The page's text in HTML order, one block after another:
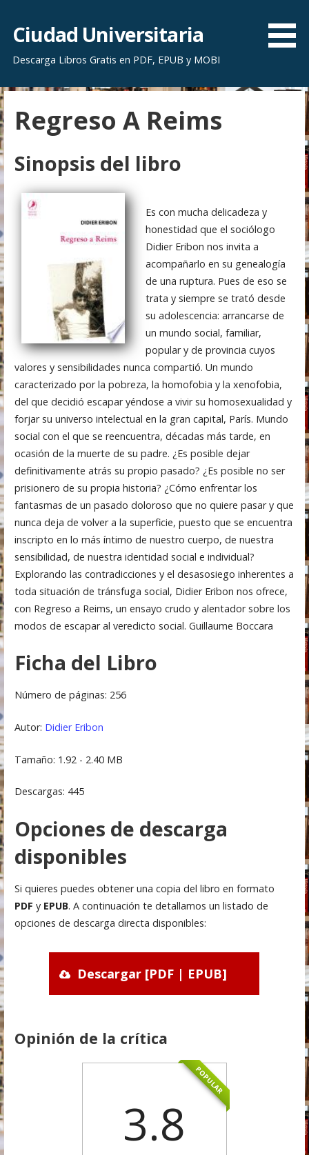
r
a
l
c
o
n
e
n
i
d
o
Ciudad Universitaria
Descarga Libros Gratis en PDF, EPUB y MOBI
Regreso A Reims
Sinopsis del libro
Es con mucha delicadeza y
honestidad que el sociólogo
Didier Eribon nos invita a
acompañarlo en su genealogía
de una ruptura. Pues de eso se
trata y siempre se trató desde
su adolescencia: arrancarse de
un mundo social, familiar,
popular y de provincia cuyos
valores y sensibilidades nunca compartió. Un mundo
caracterizado por la pobreza, la homofobia y la xenofobia,
del que decidió escapar yéndose a vivir su homosexualidad y
forjar su universo intelectual en la gran capital, París. Mundo
social con el que se reencuentra, décadas más tarde, en
ocasión de la muerte de su padre. ¿Es posible dejar
definitivamente atrás su propio pasado? ¿Es posible no ser
prisionero de su propia historia? ¿Cómo enfrentar los
fantasmas de un pasado doloroso que no quiere pasar y que
nunca deja de volver a la superficie, puesto que se encuentra
inscripto en lo más íntimo de nuestro cuerpo, de nuestra
sensibilidad, de nuestra identidad social e individual?
Explorando las contradicciones y el desasosiego inherentes a
toda situación de tránsfuga social, Didier Eribon nos ofrece,
con Regreso a Reims, un ensayo crudo y alentador sobre los
modos de escapar al veredicto social. Guillaume Boccara
Ficha del Libro
Número de páginas: 256
Autor: Didier Eribon
Tamaño: 1.92 - 2.40 MB
Descargas: 445
Opciones de descarga
disponibles
Si quieres puedes obtener una copia del libro en formato
PDF y EPUB. A continuación te detallamos un listado de
opciones de descarga directa disponibles:
Descargar [PDF | EPUB]
Opinión de la crítica
POPULAR
3.8